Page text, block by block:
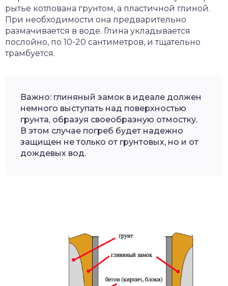
рытье котлована грунтом, а пластичной глиной.
При необходимости она предварительно
размачивается в воде. Глина укладывается
послойно, по 10-20 сантиметров, и тщательно
трамбуется.
Важно: глиняный замок в идеале должен
немного выступать над поверхностью
грунта, образуя своеобразную отмостку.
В этом случае погреб будет надежно
защищен не только от грунтовых, но и от
дождевых вод.